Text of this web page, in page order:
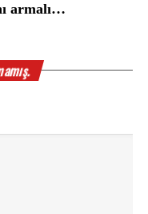
armalı…